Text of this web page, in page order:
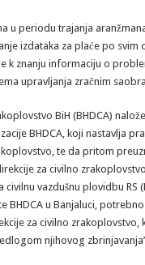
u periodu trajanja
izdataka za plaće po svim
k znanju informaciju o
upravljanja zračnim
BiH (BHDCA)
BHDCA, koji nastavlja
te da pritom
za civilno zrakoplovstvo
civilnu vazdušnu plovidbu RS
BHDCA u Banjaluci,
za civilno zrakoplovstvo,
njihovog